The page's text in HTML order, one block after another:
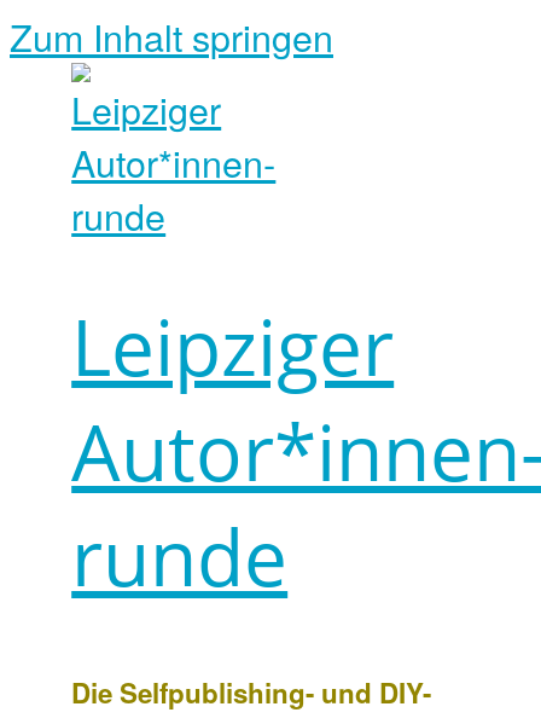
Zum Inhalt springen
Leipziger
runde
Die Selfpublishing- und DIY-